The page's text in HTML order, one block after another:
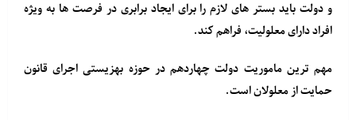
و دولت باید بستر های لازم را برای ایجاد برابری در فرصت ها به ویژه
افراد دارای معلولیت، فراهم کند.
مهم ترین ماموریت دولت چهاردهم در حوزه بهزیستی اجرای قانون
حمایت از معلولان است.